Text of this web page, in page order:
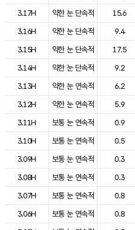
3.17H
약한 눈 단속적 15.6
3.16H
약한 눈 단속적 9.4
3.15H
약한 눈 단속적 17.5
3.14H
약한 눈 단속적 9.2
3.13H
약한 눈 연속적 6.2
3.12H
약한 눈 연속적 5.9
3.11H
보통 눈 연속적 0.9
3.10H
보통 눈 연속적 0.5
3.09H
보통 눈 연속적 0.3
3.08H
보통 눈 연속적 0.3
3.07H
보통 눈 연속적 0.8
3.06H
보통 눈 연속적 0.8